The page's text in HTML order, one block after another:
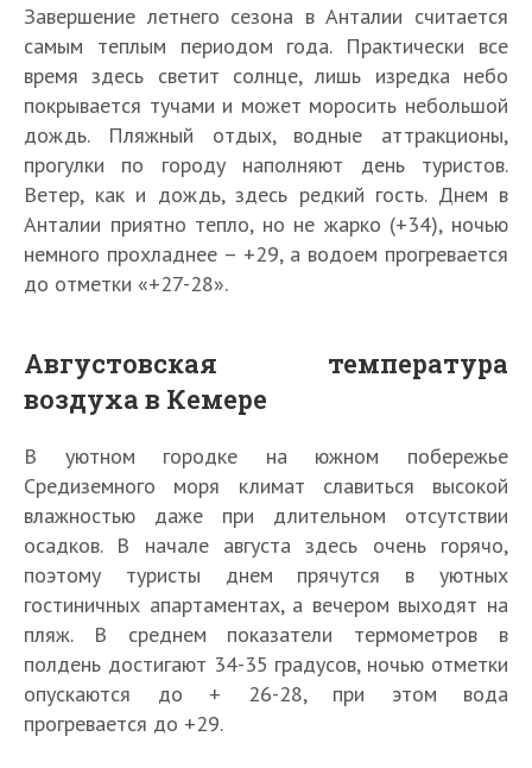
Завершение летнего сезона в Анталии считается
самым теплым периодом года. Практически все
время здесь светит солнце, лишь изредка небо
покрывается тучами и может моросить небольшой
дождь. Пляжный отдых, водные аттракционы,
прогулки по городу наполняют день туристов.
Ветер, как и дождь, здесь редкий гость. Днем в
Анталии приятно тепло, но не жарко (+34), ночью
немного прохладнее – +29, а водоем прогревается
до отметки «+27-28».
Августовская температура
воздуха в Кемере
В уютном городке на южном побережье
Средиземного моря климат славиться высокой
влажностью даже при длительном отсутствии
осадков. В начале августа здесь очень горячо,
поэтому туристы днем прячутся в уютных
гостиничных апартаментах, а вечером выходят на
пляж. В среднем показатели термометров в
полдень достигают 34-35 градусов, ночью отметки
опускаются до + 26-28, при этом вода
прогревается до +29.